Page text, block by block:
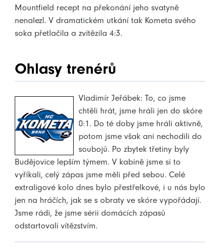
Mountfield recept na překonání jeho svatyně
nenalezl. V dramatickém utkání tak Kometa svého
soka přetlačila a zvítězila 4:3.
Ohlasy trenérů
Vladimír Jeřábek: To, co jsme
chtěli hrát, jsme hráli jen do skóre
0:1. Do té doby jsme hráli aktivně,
potom jsme však ani nechodili do
soubojů. Po zbytek třetiny byly
Budějovice lepším týmem. V kabině jsme si to
vyříkali, celý zápas jsme měli před sebou. Celé
extraligové kolo dnes bylo přestřelkové, i u nás bylo
jen na hráčích, jak se s obraty ve skóre vypořádají.
Jsme rádi, že jsme sérii domácích zápasů
odstartovali vítězstvím.